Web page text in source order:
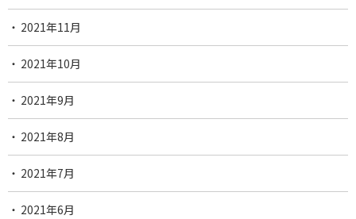
2021年11月
2021年10月
2021年9月
2021年8月
2021年7月
2021年6月